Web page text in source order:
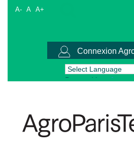
A- A A+
Connexion
Powered by